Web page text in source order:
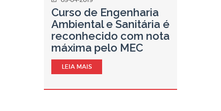
Curso de Engenharia
Ambiental e Sanitária é
reconhecido com nota
máxima pelo MEC
LEIA MAIS